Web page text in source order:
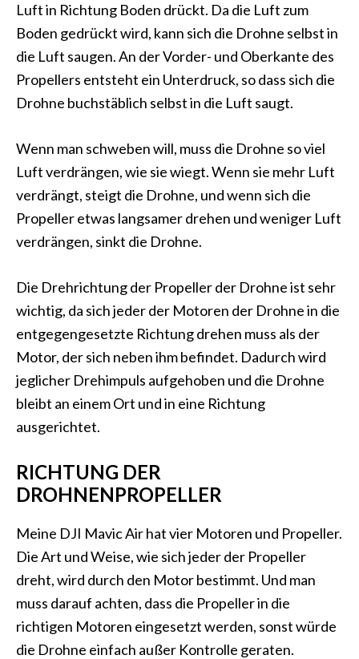
Luft in Richtung Boden drückt. Da die Luft zum
Boden gedrückt wird, kann sich die Drohne selbst in
die Luft saugen. An der Vorder- und Oberkante des
Propellers entsteht ein Unterdruck, so dass sich die
Drohne buchstäblich selbst in die Luft saugt.
Wenn man schweben will, muss die Drohne so viel
Luft verdrängen, wie sie wiegt. Wenn sie mehr Luft
verdrängt, steigt die Drohne, und wenn sich die
Propeller etwas langsamer drehen und weniger Luft
verdrängen, sinkt die Drohne.
Die Drehrichtung der Propeller der Drohne ist sehr
wichtig, da sich jeder der Motoren der Drohne in die
entgegengesetzte Richtung drehen muss als der
Motor, der sich neben ihm befindet. Dadurch wird
jeglicher Drehimpuls aufgehoben und die Drohne
bleibt an einem Ort und in eine Richtung
ausgerichtet.
RICHTUNG DER
DROHNENPROPELLER
Meine DJI Mavic Air hat vier Motoren und Propeller.
Die Art und Weise, wie sich jeder der Propeller
dreht, wird durch den Motor bestimmt. Und man
muss darauf achten, dass die Propeller in die
richtigen Motoren eingesetzt werden, sonst würde
die Drohne einfach außer Kontrolle geraten.